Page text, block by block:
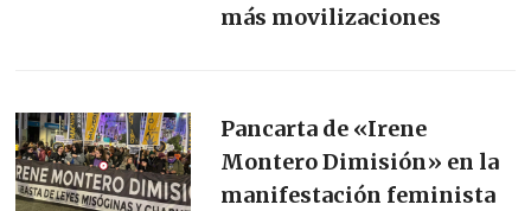
más movilizaciones
Pancarta de «Irene
Montero Dimisión» en la
manifestación feminista